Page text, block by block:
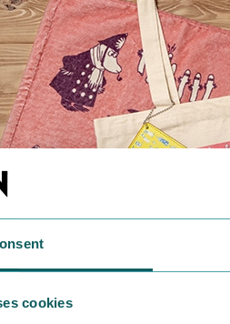
cookies